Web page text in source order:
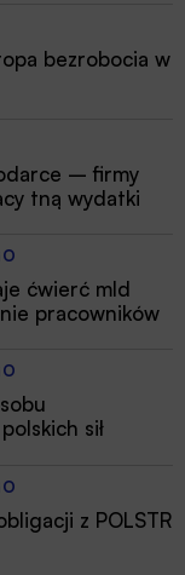
bezrobocia w
– firmy
tną wydatki
ćwierć mld
pracowników
sił
z POLSTR